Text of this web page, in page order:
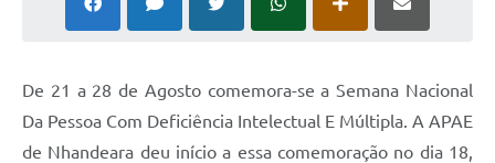
De 21 a 28 de Agosto comemora-se a Semana Nacional
Da Pessoa Com Deficiência Intelectual E Múltipla. A APAE
de Nhandeara deu início a essa comemoração no dia 18,